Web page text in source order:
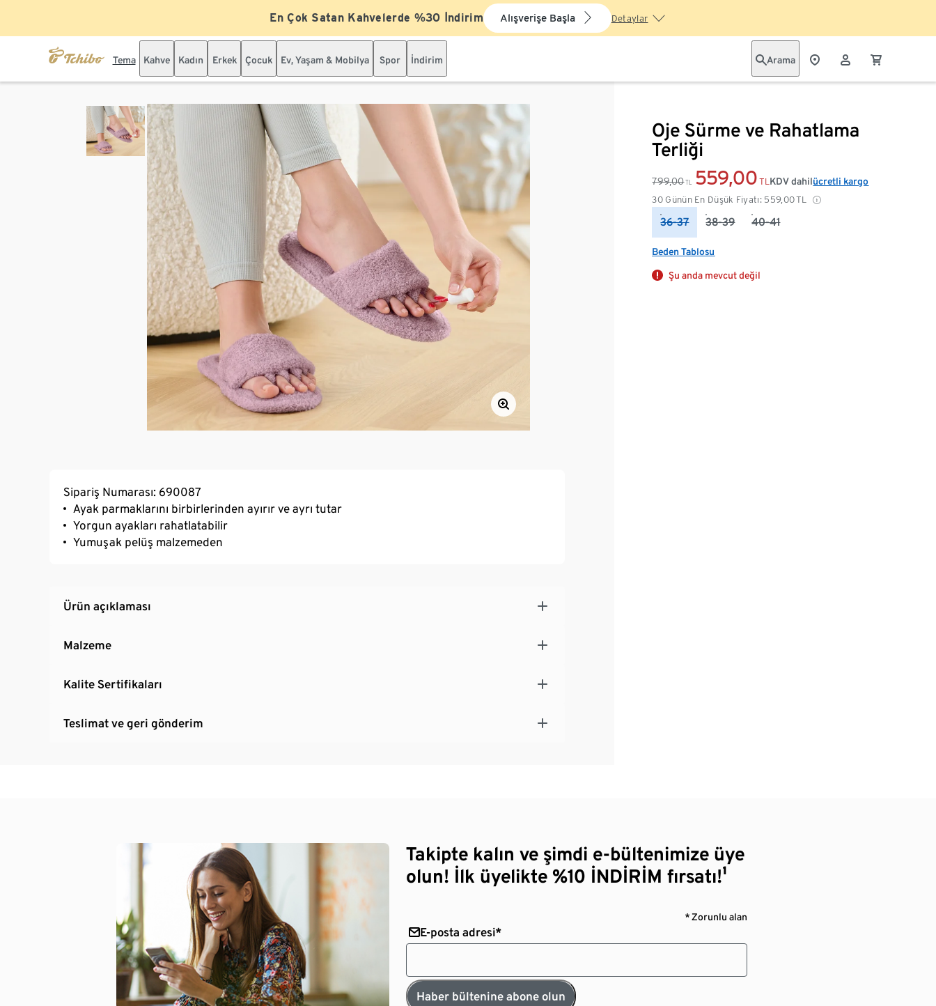
En Çok Satan Kahvelerde %30 İndirim Alışverişe Başla Detaylar
Tema Kahve Kadın Erkek Çocuk Ev, Yaşam & Mobilya Spor İndirim Arama
Oje Sürme ve Rahatlama
Terliği
799,00 TL 559,00 TL
30 Günün En Düşük Fiyatı: 559,00TL
KDV dahilücretli kargo
36-37 38-39 40-41
Beden Tablosu
Şu anda mevcut değil
Sipariş Numarası: 690087
Ayak parmaklarını birbirlerinden ayırır ve ayrı tutar
Yorgun ayakları rahatlatabilir
Yumuşak pelüş malzemeden
Ürün açıklaması
Malzeme
Kalite Sertifikaları
Teslimat ve geri gönderim
Takipte kalın ve şimdi e-bültenimize üye
olun! İlk üyelikte %10 İNDİRİM fırsatı!¹
* Zorunlu alan
E-posta adresi*
Haber bültenine abone olun